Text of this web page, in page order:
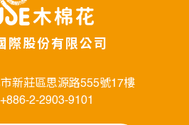
際股份有限公司
新莊區思源路555號17樓
2-2903-9101